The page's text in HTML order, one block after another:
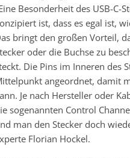
Besonderheit des USB-C-
ist, dass es egal ist,
bringt den großen Vorteil,
oder die Buchse zu
Die Pins im Inneren des
angeordnet, damit
Je nach Hersteller oder
sogenannten Control
man den Stecker doch
Florian Hockel.